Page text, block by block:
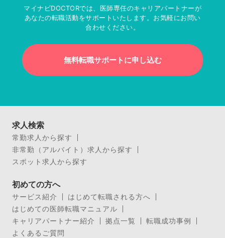
マイナビDOCTORでは、医師専任のキャリアパートナーが
あなたの転職活動をサポートいたします。お気軽にお問い
合わせください。
無料転職サポートに申し込む
求人検索
常勤求人から探す
非常勤（アルバイト）求人から探す
スポット求人から探す
初めての方へ
サービス紹介
はじめて転職される方へ
はじめての医師転職マニュアル
キャリアパートナー紹介
拠点一覧
転職成功事例
よくあるご質問